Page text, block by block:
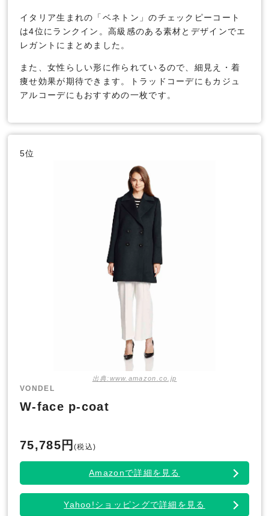
イタリア生まれの「ベネトン」のチェックピーコート
は4位にランクイン。高級感のある素材とデザインでエ
レガントにまとめました。
また、女性らしい形に作られているので、細見え・着
痩せ効果が期待できます。トラッドコーデにもカジュ
アルコーデにもおすすめの一枚です。
5位
出典:www.amazon.co.jp
VONDEL
W-face p-coat
75,785円(税込)
Amazonで詳細を見る
Yahoo!ショッピングで詳細を見る